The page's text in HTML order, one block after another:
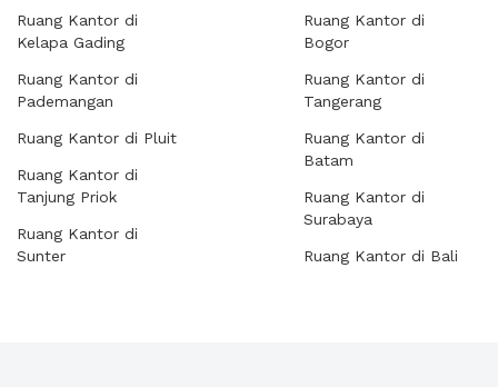
Ruang Kantor di
Kelapa Gading
Ruang Kantor di
Pademangan
Ruang Kantor di Pluit
Ruang Kantor di
Tanjung Priok
Ruang Kantor di
Sunter
Ruang Kantor di
Bogor
Ruang Kantor di
Tangerang
Ruang Kantor di
Batam
Ruang Kantor di
Surabaya
Ruang Kantor di Bali